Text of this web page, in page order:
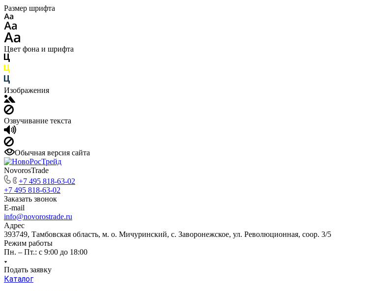
Размер шрифта
Цвет фона и шрифта
Изображения
Озвучивание текста
Обычная версия сайта
NovorosTrade
+7 495 818-63-02
+7 495 818-63-02
Заказать звонок
E-mail
info@novorostrade.ru
Адрес
393749, Тамбовская область, м. о. Мичуринский, с. Заворонежское, ул. Революционная, соор. 3/5
Режим работы
Пн. – Пт.: с 9:00 до 18:00
Подать заявку
Каталог